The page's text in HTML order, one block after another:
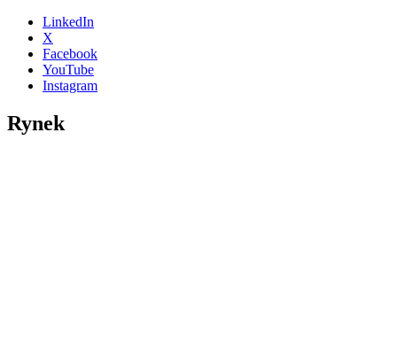
LinkedIn
X
Facebook
YouTube
Instagram
Rynek